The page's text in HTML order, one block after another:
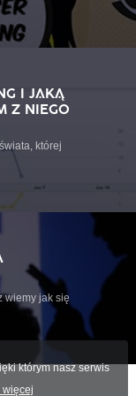
strategię
docelową,
strategię
określamy budżet i
I JAKĄ
Z NIEGO
której
wiemy jak się
którym nasz serwis
więcej